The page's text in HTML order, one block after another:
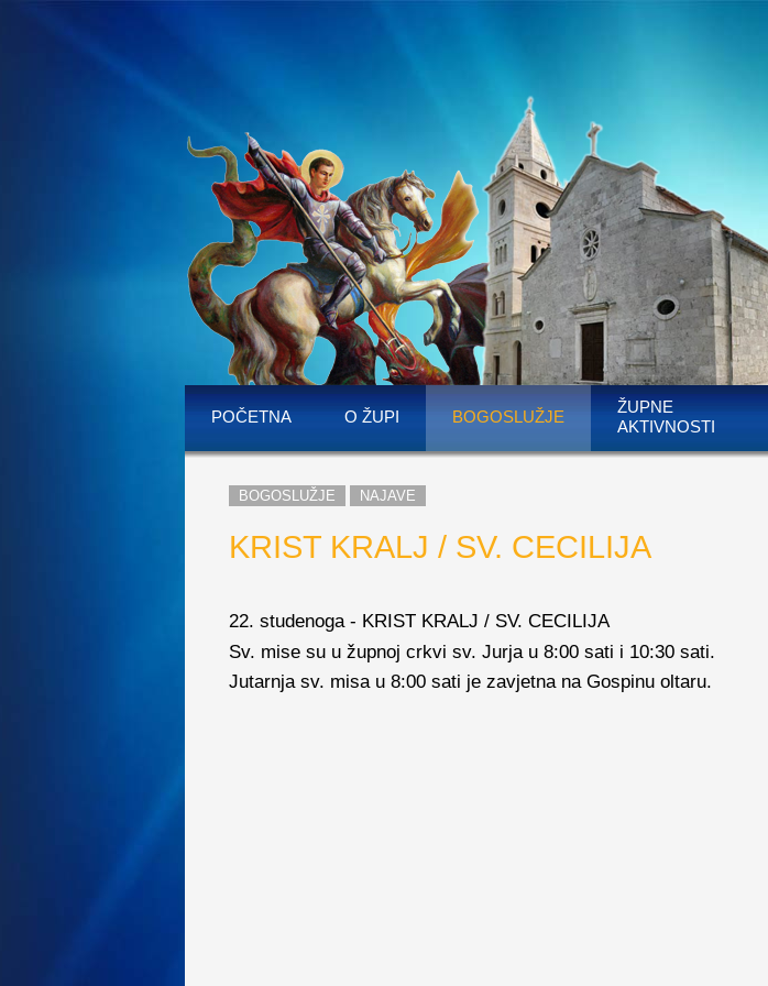
POČETNA O ŽUPI BOGOSLUŽJE
ŽUPNE
AKTIVNOSTI
BOGOSLUŽJE NAJAVE
KRIST KRALJ / SV. CECILIJA
22. studenoga - KRIST KRALJ / SV. CECILIJA
Sv. mise su u župnoj crkvi sv. Jurja u 8:00 sati i 10:30 sati.
Jutarnja sv. misa u 8:00 sati je zavjetna na Gospinu oltaru.